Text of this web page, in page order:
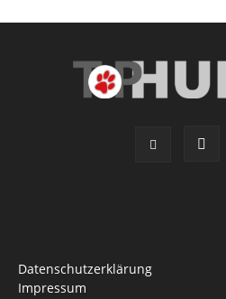
Datenschutzerklärung
Impressum